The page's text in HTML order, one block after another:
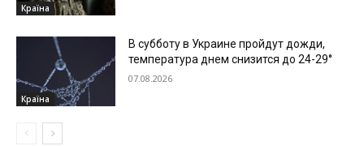
Країна
Країна
В субботу в Украине пройдут дожди,
температура днем снизится до 24-29°
07.08.2026